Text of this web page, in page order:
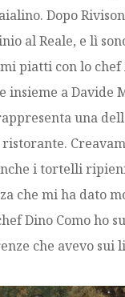
Dopo
al Reale, e lì
piatti con lo
insieme a Davide
una
i tortelli
che mi ha dato
Dino Como ho
che avevo sui